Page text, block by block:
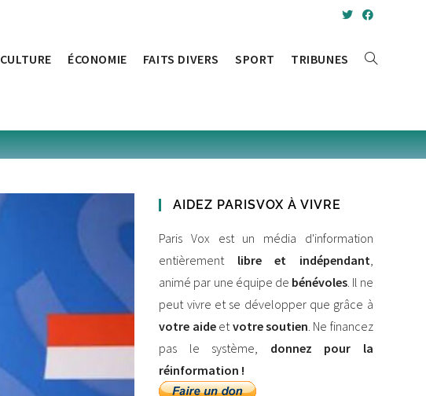
CULTURE ÉCONOMIE FAITS DIVERS SPORT TRIBUNES
AIDEZ PARISVOX À VIVRE
Paris Vox est un média d'information
entièrement libre et indépendant,
animé par une équipe de bénévoles. Il ne
peut vivre et se développer que grâce à
votre aideetvotre soutien. Ne financez
pas le système, donnez pour la
réinformation !